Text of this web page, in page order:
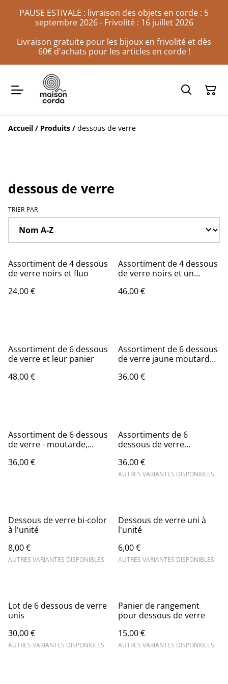
PAUSE ESTIVALE : livraison des objets en corde : 5
septembre 2026 - Frivolité : 16 juillet 2026
Livraison gratuite pour les bijoux en frivolité et dès
60€ d'achats pour les articles en corde !
Accueil / Produits / dessous de verre
dessous de verre
TRIER PAR
Assortiment de 4 dessous
de verre noirs et fluo
24,00 €
Assortiment de 4 dessous
de verre noirs et un
46,00 €
Assortiment de 6 dessous
de verre et leur panier
48,00 €
Assortiment de 6 dessous
de verre jaune moutarde
36,00 €
Assortiment de 6 dessous
de verre - moutarde,
36,00 €
Assortiments de 6
dessous de verre
36,00 €
AUTRES VARIANTES DISPONIBLES
Dessous de verre bi-color
à l'unité
8,00 €
AUTRES VARIANTES DISPONIBLES
Dessous de verre uni à
l'unité
6,00 €
AUTRES VARIANTES DISPONIBLES
Lot de 6 dessous de verre
unis
30,00 €
AUTRES VARIANTES DISPONIBLES
Panier de rangement
pour dessous de verre
15,00 €
AUTRES VARIANTES DISPONIBLES